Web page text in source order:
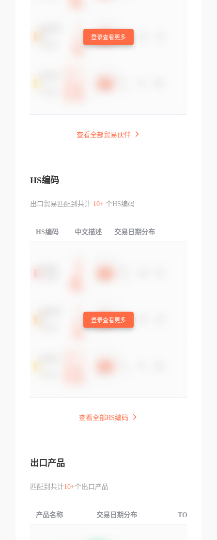
登录查看更多
查看全部贸易伙伴
HS编码
出口贸易匹配到共计 10+个HS编码
HS编码 中文描述 交易日期分布
登录查看更多
查看全部HS编码
出口产品
匹配到共计10+个出口产品
产品名称 交易日期分布 TOP3交易国